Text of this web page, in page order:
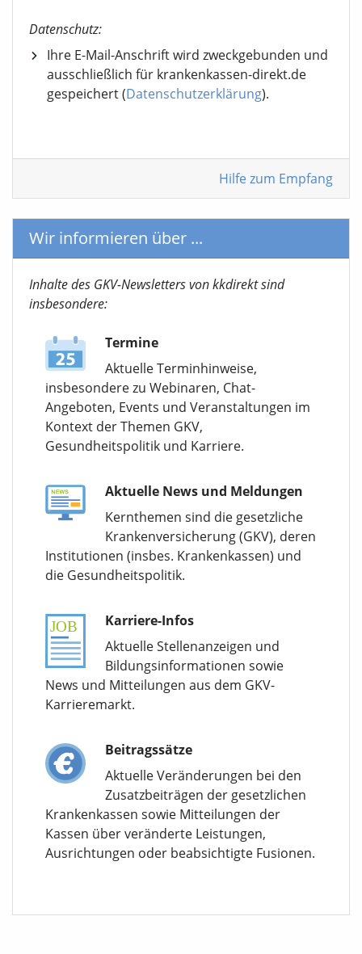
Datenschutz:
Ihre E-Mail-Anschrift wird zweckgebunden und
ausschließlich für krankenkassen-direkt.de
gespeichert (Datenschutzerklärung).
Hilfe zum Empfang
Wir informieren über ...
Inhalte des GKV-Newsletters von kkdirekt sind
insbesondere:
Termine
Aktuelle Terminhinweise,
insbesondere zu Webinaren, Chat-
Angeboten, Events und Veranstaltungen im
Kontext der Themen GKV,
Gesundheitspolitik und Karriere.
Aktuelle News und Meldungen
Kernthemen sind die gesetzliche
Krankenversicherung (GKV), deren
Institutionen (insbes. Krankenkassen) und
die Gesundheitspolitik.
Karriere-Infos
Aktuelle Stellenanzeigen und
Bildungsinformationen sowie
News und Mitteilungen aus dem GKV-
Karrieremarkt.
Beitragssätze
Aktuelle Veränderungen bei den
Zusatzbeiträgen der gesetzlichen
Krankenkassen sowie Mitteilungen der
Kassen über veränderte Leistungen,
Ausrichtungen oder beabsichtigte Fusionen.